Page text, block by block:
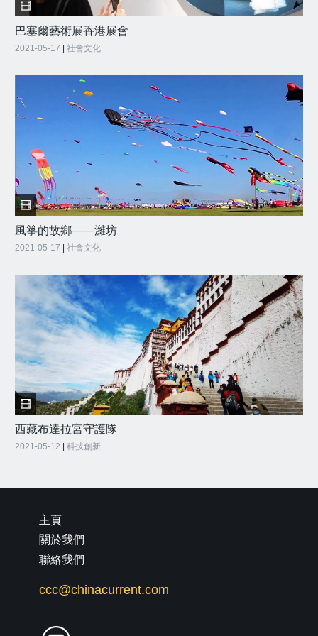
巴塞爾藝術展香港展會
2021-05-17 社會文化
風箏的故鄉——濰坊
2021-05-17 | 社會文化
西藏布達拉宮守護隊
2021-05-12 科技創新
主頁
關於我們
聯絡我們
ccc@chinacurrent.com